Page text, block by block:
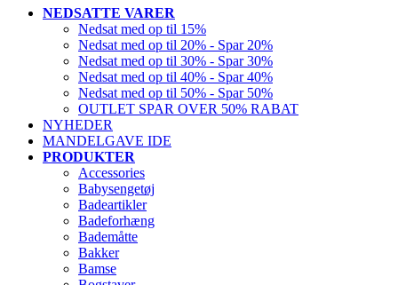
NEDSATTE VARER
Nedsat med op til 15%
Nedsat med op til 20% - Spar 20%
Nedsat med op til 30% - Spar 30%
Nedsat med op til 40% - Spar 40%
Nedsat med op til 50% - Spar 50%
OUTLET SPAR OVER 50% RABAT
NYHEDER
MANDELGAVE IDE
PRODUKTER
Accessories
Babysengetøj
Badeartikler
Badeforhæng
Bademåtte
Bakker
Bamse